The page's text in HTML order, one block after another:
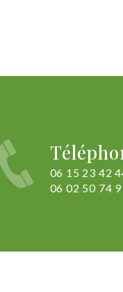
06 15 23 42
06 02 50 74